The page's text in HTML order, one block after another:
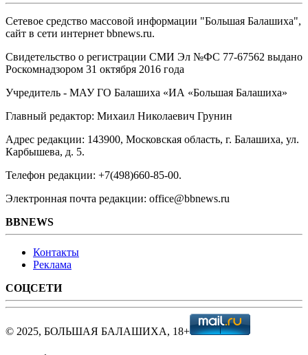
Сетевое средство массовой информации "Большая Балашиха",
сайт в сети интернет bbnews.ru.
Свидетельство о регистрации СМИ Эл №ФС ‎77-67562 выдано
Роскомнадзором 31 октября 2016 года
Учредитель - МАУ ГО Балашиха «ИА «Большая Балашиха»
Главный редактор: Михаил Николаевич Грунин
Адрес редакции: 143900, Московская область, г. Балашиха, ул.
Карбышева, д. 5.
Телефон редакции: +7(498)660-85-00.
Электронная почта редакции: office@bbnews.ru
BBNEWS
Контакты
Реклама
СОЦСЕТИ
© 2025, БОЛЬШАЯ БАЛАШИХА, 18+